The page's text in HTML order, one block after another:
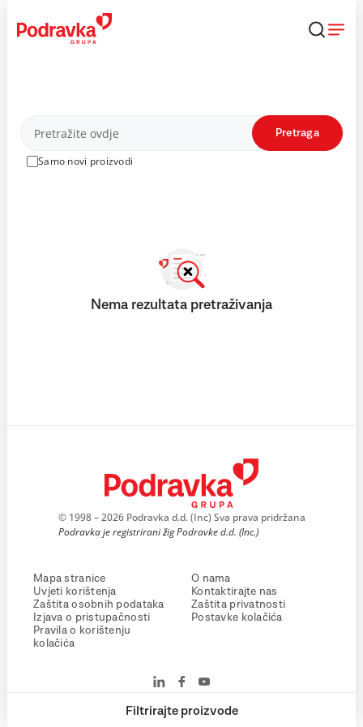
content
Proizvodi
Samo novi proizvodi
Pretraga
Filtrirajte proizvode
Nema rezultata pretraživanja
© 1998 – 2026 Podravka d.d. (Inc) Sva prava pridržana
Podravka je registrirani žig Podravke d.d. (Inc.)
Mapa stranice
Uvjeti korištenja
Zaštita osobnih podataka
Izjava o pristupačnosti
Pravila o korištenju
kolačića
O nama
Kontaktirajte nas
Zaštita privatnosti
Postavke kolačića